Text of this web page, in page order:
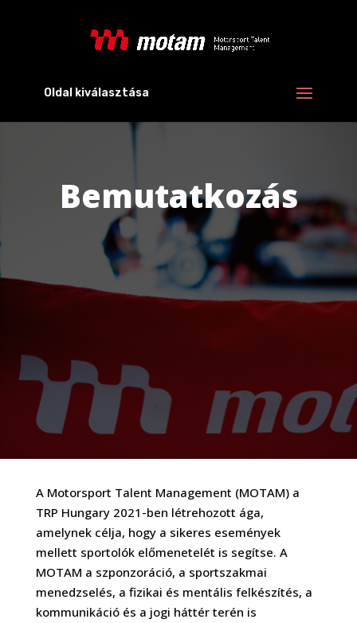
Oldal kiválasztása
Bemutatkozás
A Motorsport Talent Management (MOTAM) a
TRP Hungary 2021-ben létrehozott ága,
amelynek célja, hogy a sikeres események
mellett sportolók előmenetelét is segítse. A
MOTAM a szponzoráció, a sportszakmai
menedzselés, a fizikai és mentális felkészítés, a
kommunikáció és a jogi háttér terén is